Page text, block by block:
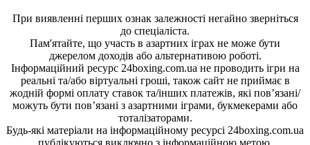
При виявленні перших ознак залежності негайно зверніться
до спеціаліста.
Пам'ятайте, що участь в азартних іграх не може бути
джерелом доходів або альтернативою роботі.
Інформаційний ресурс 24boxing.com.ua не проводить ігри на
реальні та/або віртуальні гроші, також сайт не приймає в
жодній формі оплату ставок та/інших платежів, які пов’язані/
можуть бути пов’язані з азартними іграми, букмекерами або
тоталізаторами.
Будь-які матеріали на інформаційному ресурсі 24boxing.com.ua
публікуються виключно з інформаційною метою.